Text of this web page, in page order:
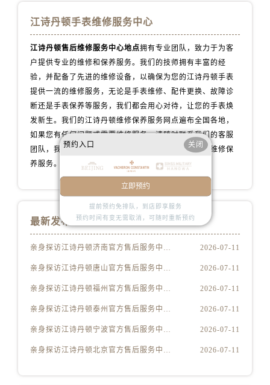
辽宁省葫芦岛市连山区中央路江诗丹顿售后服务中心（需提前预约）
内蒙古自治区阿拉善盟市左旗土尔扈特大街江诗丹顿售后服务中心（需提前预约）
山西省大同市平城区迎宾街江诗丹顿售后服务中心（需提前预约）
江诗丹顿手表维修服务中心
江诗丹顿售后维修服务中心地点拥有专业团队，致力于为客
户提供专业的维修和保养服务。我们的技师拥有丰富的经
验，并配备了先进的维修设备，以确保为您的江诗丹顿手表
提供一流的维修服务，无论是手表维修、配件更换、故障诊
断还是手表保养等服务，我们都会用心对待，让您的手表焕
发新生。我们的江诗丹顿维修保养服务网点遍布全国各地，
如果您有任何问题或需要维修服务，请随时联系我们的客服
团队，我们将全力以赴为您提供专业的江诗丹顿手表维修保
养服务。
最新发布
亲身探访江诗丹顿济南官方售后服务中心｜最新热线及维修地址（2026年7月最新） 2026-07-11
亲身探访江诗丹顿唐山官方售后服务中心｜服务电话与网点地址（2026年7月最新） 2026-07-11
亲身探访江诗丹顿福州官方售后服务中心｜热线与地址（2026年7月最新） 2026-07-11
亲身探访江诗丹顿泰州官方售后服务中心｜网点地址与客服电话（2026年7月最新） 2026-07-11
亲身探访江诗丹顿宁波官方售后服务中心｜网点地址及售后热线（2026年7月最新） 2026-07-11
亲身探访江诗丹顿北京官方售后服务中心｜最新电话和维修地址（2026年7月最新） 2026-07-11
预约入口 关闭
立即预约
提前预约免排队，到店即享服务
预约时间有变无需取消，可随时重新预约